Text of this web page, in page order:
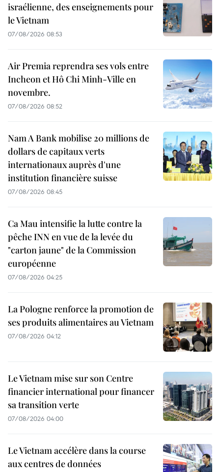
israélienne, des enseignements pour
le Vietnam
07/08/2026 08:53
Air Premia reprendra ses vols entre
Incheon et Hô Chi Minh-Ville en
novembre.
07/08/2026 08:52
Nam A Bank mobilise 20 millions de
dollars de capitaux verts
internationaux auprès d'une
institution financière suisse
07/08/2026 08:45
Ca Mau intensifie la lutte contre la
pêche INN en vue de la levée du
"carton jaune" de la Commission
européenne
07/08/2026 04:25
La Pologne renforce la promotion de
ses produits alimentaires au Vietnam
07/08/2026 04:12
Le Vietnam mise sur son Centre
financier international pour financer
sa transition verte
07/08/2026 04:00
Le Vietnam accélère dans la course
aux centres de données